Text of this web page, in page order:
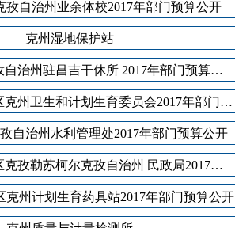
孜自治州业余体校2017年部门预算公开
克州湿地保护站
克孜勒苏柯尔克孜自治州驻昌吉干休所 2017年部门预算公开
新疆维吾尔自治区克州卫生和计划生育委员会2017年部门预算公开
自治州水利管理处2017年部门预算公开
新疆维吾尔自治区克孜勒苏柯尔克孜自治州 民政局2017年部门预算公开
克州计划生育药具站2017年部门预算公开